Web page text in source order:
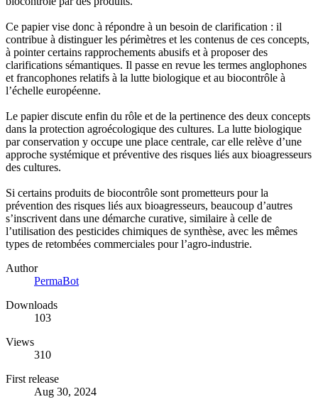
Ce papier vise donc à répondre à un besoin de clarification : il
contribue à distinguer les périmètres et les contenus de ces concepts,
à pointer certains rapprochements abusifs et à proposer des
clarifications sémantiques. Il passe en revue les termes anglophones
et francophones relatifs à la lutte biologique et au biocontrôle à
l’échelle européenne.
Le papier discute enfin du rôle et de la pertinence des deux concepts
dans la protection agroécologique des cultures. La lutte biologique
par conservation y occupe une place centrale, car elle relève d’une
approche systémique et préventive des risques liés aux bioagresseurs
des cultures.
Si certains produits de biocontrôle sont prometteurs pour la
prévention des risques liés aux bioagresseurs, beaucoup d’autres
s’inscrivent dans une démarche curative, similaire à celle de
l’utilisation des pesticides chimiques de synthèse, avec les mêmes
types de retombées commerciales pour l’agro-industrie.
Author
PermaBot
Downloads
103
Views
310
First release
Aug 30, 2024